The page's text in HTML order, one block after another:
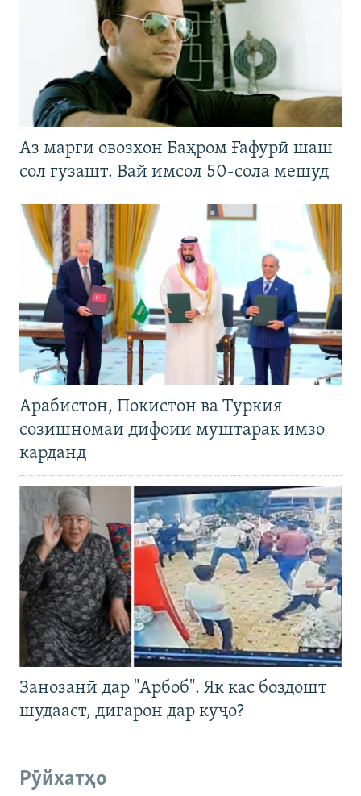
Аз марги овозхон Баҳром Ғафурӣ шаш
сол гузашт. Вай имсол 50-сола мешуд
Арабистон, Покистон ва Туркия
созишномаи дифоии муштарак имзо
карданд
Занозанӣ дар "Арбоб". Як кас боздошт
шудааст, дигарон дар куҷо?
Рӯйхатҳо